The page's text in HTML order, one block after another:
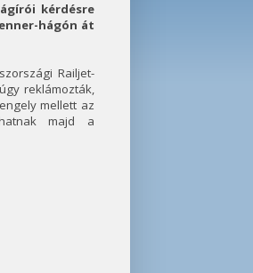
kérdésre
hágón át
Railjet-
reklámozták,
mellett az
majd a